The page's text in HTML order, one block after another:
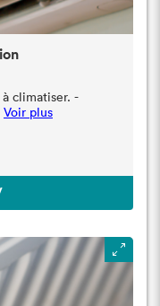
climatiser. -
Voir plus